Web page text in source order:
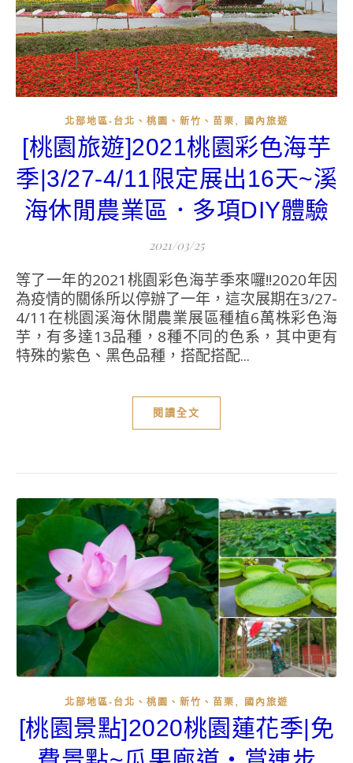
北部地區-台北、桃園、新竹、苗栗 , 國內旅遊
[桃園旅遊]2021桃園彩色海芋
季|3/27-4/11限定展出16天~溪
海休閒農業區．多項DIY體驗
2021/03/25
等了一年的2021桃園彩色海芋季來囉!!2020年因
為疫情的關係所以停辦了一年，這次展期在3/27-
4/11在桃園溪海休閒農業展區種植6萬株彩色海
芋，有多達13品種，8種不同的色系，其中更有
特殊的紫色、黑色品種，搭配搭配...
閱讀全文
北部地區-台北、桃園、新竹、苗栗 , 國內旅遊
[桃園景點]2020桃園蓮花季|免